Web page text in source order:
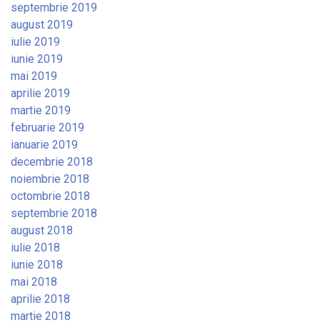
septembrie 2019
august 2019
iulie 2019
iunie 2019
mai 2019
aprilie 2019
martie 2019
februarie 2019
ianuarie 2019
decembrie 2018
noiembrie 2018
octombrie 2018
septembrie 2018
august 2018
iulie 2018
iunie 2018
mai 2018
aprilie 2018
martie 2018